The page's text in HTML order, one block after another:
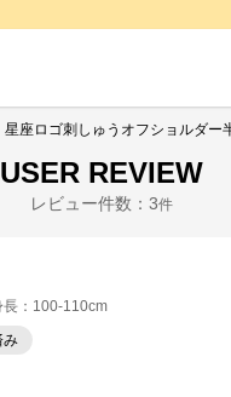
座ロゴ刺しゅうオフショルダー
USER REVIEW
レビュー件数： 3件
長 ： 100-110cm
み